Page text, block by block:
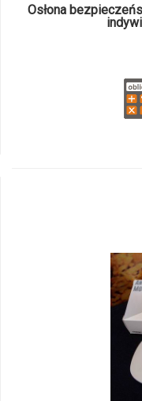
Osłona